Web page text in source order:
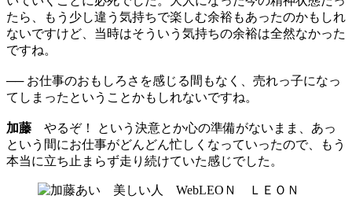
たら、もう少し違う気持ちで楽しむ余裕もあったのかもしれ
ないですけど、当時はそういう気持ちの余裕は全然なかった
ですね。
── お仕事のおもしろさを感じる間もなく、売れっ子になっ
てしまったということかもしれないですね。
加藤 やるぞ！ という決意とか心の準備がないまま、あっ
という間にお仕事がどんどん忙しくなっていったので、もう
本当に立ち止まらず走り続けていた感じでした。